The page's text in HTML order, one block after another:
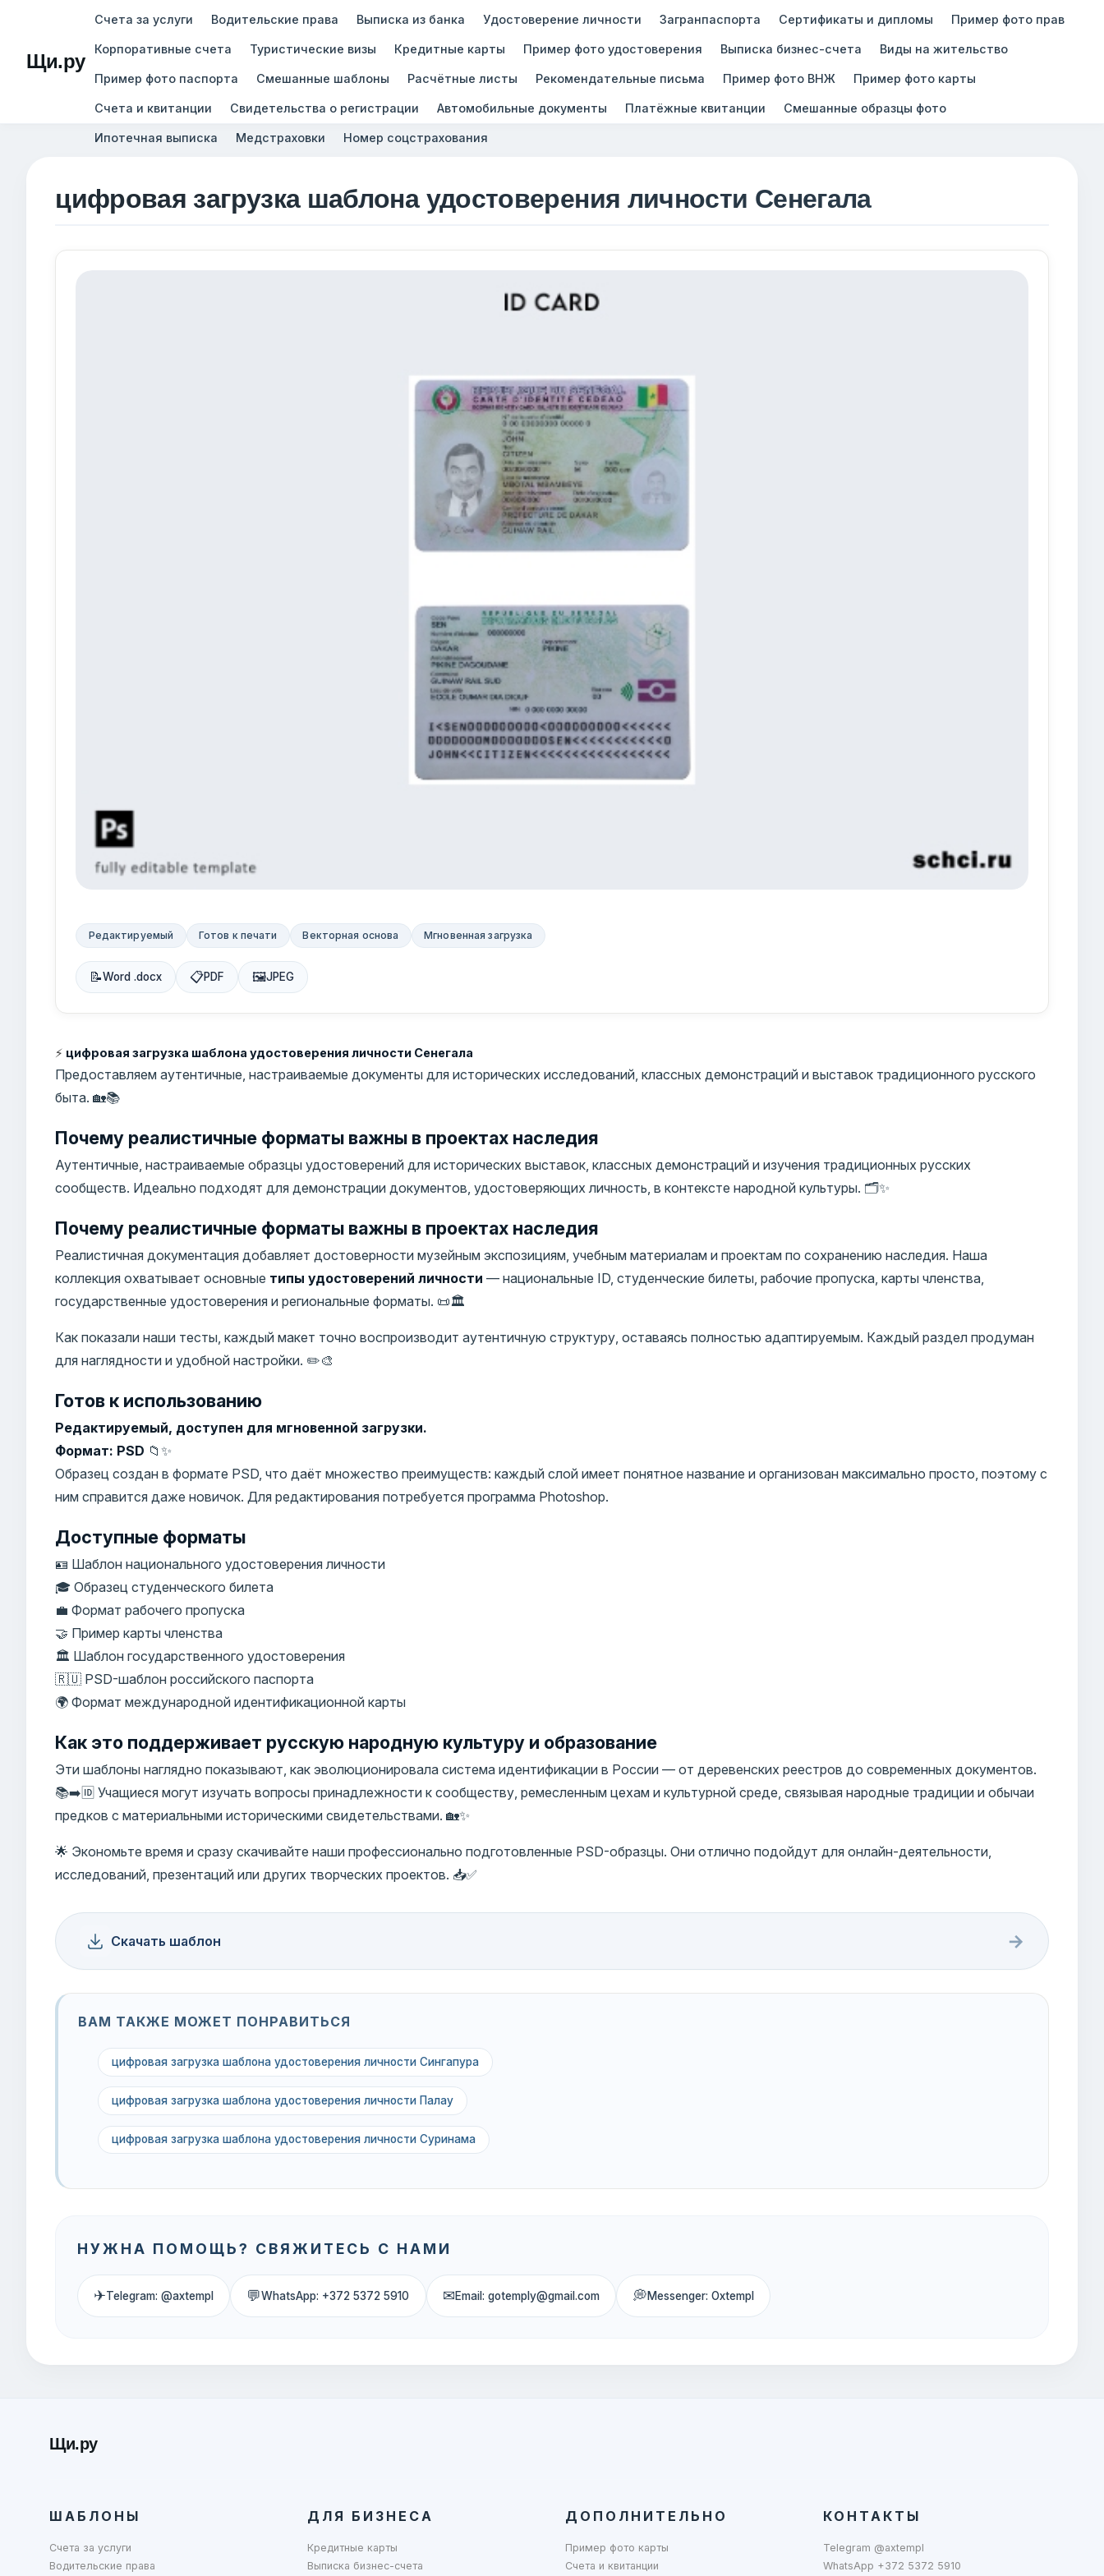
Щи.ру
Счета за услуги Водительские права Выписка из банка Удостоверение личности Загранпаспорта Сертификаты и дипломы Пример фото прав
Корпоративные счета Туристические визы Кредитные карты Пример фото удостоверения Выписка бизнес-счета Виды на жительство
Пример фото паспорта Смешанные шаблоны Расчётные листы Рекомендательные письма Пример фото ВНЖ Пример фото карты
Счета и квитанции Свидетельства о регистрации Автомобильные документы Платёжные квитанции Смешанные образцы фото
Ипотечная выписка Медстраховки Номер соцстрахования
цифровая загрузка шаблона удостоверения личности Сенегала
Редактируемый Готов к печати Векторная основа Мгновенная загрузка
📝Word .docx 📋PDF 🖼JPEG
⚡ цифровая загрузка шаблона удостоверения личности Сенегала
Предоставляем аутентичные, настраиваемые документы для исторических исследований, классных демонстраций и выставок традиционного русского
быта. 🏡📚
Почему реалистичные форматы важны в проектах наследия
Аутентичные, настраиваемые образцы удостоверений для исторических выставок, классных демонстраций и изучения традиционных русских
сообществ. Идеально подходят для демонстрации документов, удостоверяющих личность, в контексте народной культуры. 🗂️✨
Почему реалистичные форматы важны в проектах наследия
Реалистичная документация добавляет достоверности музейным экспозициям, учебным материалам и проектам по сохранению наследия. Наша
коллекция охватывает основные типы удостоверений личности — национальные ID, студенческие билеты, рабочие пропуска, карты членства,
государственные удостоверения и региональные форматы. 📜🏛️
Как показали наши тесты, каждый макет точно воспроизводит аутентичную структуру, оставаясь полностью адаптируемым. Каждый раздел продуман
для наглядности и удобной настройки. ✏️🎨
Готов к использованию
Редактируемый, доступен для мгновенной загрузки.
Формат: PSD 📁✨
Образец создан в формате PSD, что даёт множество преимуществ: каждый слой имеет понятное название и организован максимально просто, поэтому с
ним справится даже новичок. Для редактирования потребуется программа Photoshop.
Доступные форматы
🪪 Шаблон национального удостоверения личности
🎓 Образец студенческого билета
💼 Формат рабочего пропуска
🤝 Пример карты членства
🏛️ Шаблон государственного удостоверения
🇷🇺 PSD-шаблон российского паспорта
🌍 Формат международной идентификационной карты
Как это поддерживает русскую народную культуру и образование
Эти шаблоны наглядно показывают, как эволюционировала система идентификации в России — от деревенских реестров до современных документов.
📚➡️🆔 Учащиеся могут изучать вопросы принадлежности к сообществу, ремесленным цехам и культурной среде, связывая народные традиции и обычаи
предков с материальными историческими свидетельствами. 🏡✨
🌟 Экономьте время и сразу скачивайте наши профессионально подготовленные PSD-образцы. Они отлично подойдут для онлайн-деятельности,
исследований, презентаций или других творческих проектов. 📥✅
Скачать шаблон →
ВАМ ТАКЖЕ МОЖЕТ ПОНРАВИТЬСЯ
цифровая загрузка шаблона удостоверения личности Сингапура
цифровая загрузка шаблона удостоверения личности Палау
цифровая загрузка шаблона удостоверения личности Суринама
НУЖНА ПОМОЩЬ? СВЯЖИТЕСЬ С НАМИ
✈Telegram: @axtempl 💬WhatsApp: +372 5372 5910 ✉Email: gotemply@gmail.com 💭Messenger: Oxtempl
Щи.ру
ШАБЛОНЫ
Счета за услуги
Водительские права
ДЛЯ БИЗНЕСА
Кредитные карты
Выписка бизнес-счета
ДОПОЛНИТЕЛЬНО
Пример фото карты
Счета и квитанции
КОНТАКТЫ
Telegram @axtempl
WhatsApp +372 5372 5910